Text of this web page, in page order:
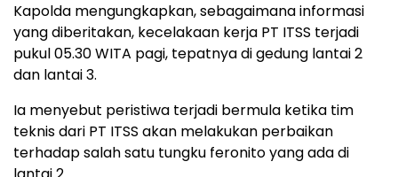
Kapolda mengungkapkan, sebagaimana informasi
yang diberitakan, kecelakaan kerja PT ITSS terjadi
pukul 05.30 WITA pagi, tepatnya di gedung lantai 2
dan lantai 3.
Ia menyebut peristiwa terjadi bermula ketika tim
teknis dari PT ITSS akan melakukan perbaikan
terhadap salah satu tungku feronito yang ada di